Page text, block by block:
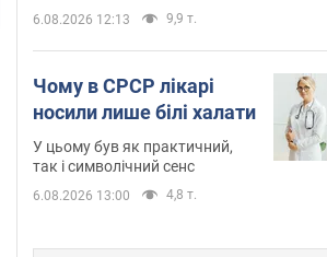
6.08.2026 12:13 9,9 т.
Чому в СРСР лікарі
носили лише білі халати
У цьому був як практичний,
так і символічний сенс
6.08.2026 13:00 4,8 т.